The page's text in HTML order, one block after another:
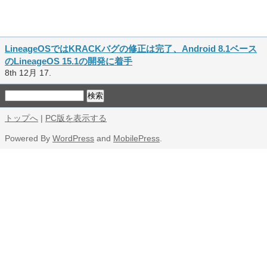
LineageOSではKRACKバグの修正は完了、Android 8.1ベース
のLineageOS 15.1の開発に着手
8th 12月 17.
トップへ | PC版を表示する
Powered By WordPress and MobilePress